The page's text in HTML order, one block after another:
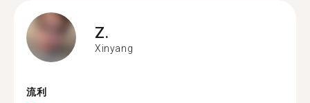
Z.
Xinyang
流利